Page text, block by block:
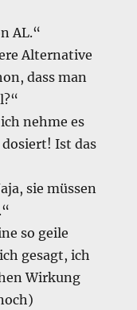
AL.“
Alternative
dass man
nehme es
Ist das
sie müssen
so geile
gesagt, ich
Wirkung